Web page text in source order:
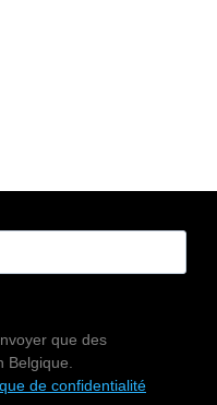
que des
Belgique.
de confidentialité